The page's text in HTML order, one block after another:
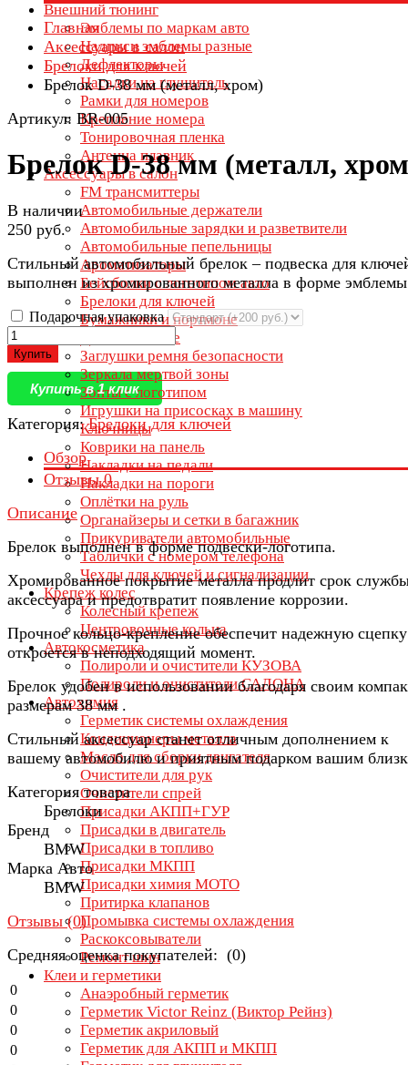
Внешний тюнинг
Эмблемы по маркам авто
Надписи эмблемы разные
Дефлекторы
Насадки на глушитель
Рамки для номеров
Крепление номера
Тонировочная пленка
Антенна плавник
Аксессуары в салон
FM трансмиттеры
Автомобильные держатели
Автомобильные зарядки и разветвители
Автомобильные пепельницы
Ароматизаторы
Бейсболки с логотипом авто
Брелоки для ключей
Бумажники и портмоне
Дети в машине
Заглушки ремня безопасности
Зеркала мертвой зоны
Зонты с логотипом
Игрушки на присосках в машину
Ключницы
Коврики на панель
Накладки на педали
Накладки на пороги
Оплётки на руль
Органайзеры и сетки в багажник
Прикуриватели автомобильные
Таблички с номером телефона
Чехлы для ключей и сигнализации
Крепеж колес
Колесный крепеж
Центровочные кольца
Автокосметика
Полироли и очистители КУЗОВА
Полироли и очистители САЛОНА
Автохимия
Герметик системы охлаждения
Кондиционеры металла
Масло для сборки двигателя
Очистители для рук
Очистители спрей
Присадки АКПП+ГУР
Присадки в двигатель
Присадки в топливо
Присадки МКПП
Присадки химия МОТО
Притирка клапанов
Промывка системы охлаждения
Раскоксовыватели
Ремонт шин
Клеи и герметики
Анаэробный герметик
Герметик Victor Reinz (Виктор Рейнз)
Герметик акриловый
Герметик для АКПП и МКПП
Главная
Аксессуары в салон
Брелоки для ключей
Брелок D-38 мм (металл, хром)
Артикул: BR-005
Брелок D-38 мм (металл,
В наличии
250 руб.
Стильный автомобильный брелок – подвеска для
выполнен из хромированного металла в форме эмблемы
Подарочная упаковка
Купить
Купить в 1 клик
Категория:Брелоки для ключей
Обзор
Отзывы0
Описание
Брелок выполнен в форме подвески-логотипа.
Хромированное покрытие металла продлит срок
аксессуара и предотвратит появление коррозии.
Прочное кольцо-крепление обеспечит надежную
откроется в неподходящий момент.
Брелок удобен в использовании благодаря своим
размерам 38 мм .
Стильный аксессуар станет отличным дополнением к
вашему автомобилю и приятным подарком вашим
Категория товара
Брелоки
Бренд
ВМW
Марка Авто
ВМW
Отзывы (0)
Средняя оценка покупателей: (0)
0
0
0
0